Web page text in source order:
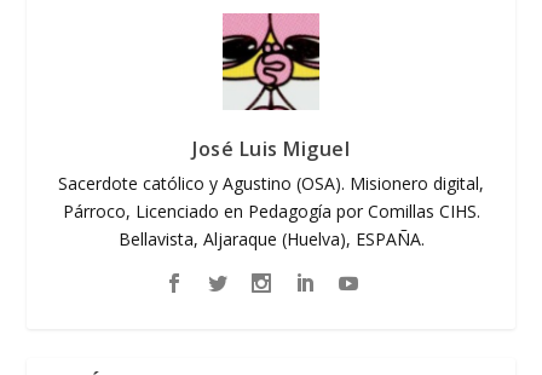
José Luis Miguel
Sacerdote católico y Agustino (OSA). Misionero digital,
Párroco, Licenciado en Pedagogía por Comillas CIHS.
Bellavista, Aljaraque (Huelva), ESPAÑA.